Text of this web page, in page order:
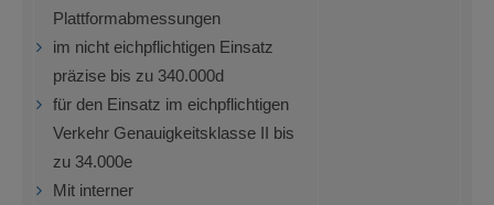
Plattformabmessungen
im nicht eichpflichtigen Einsatz
präzise bis zu 340.000d
für den Einsatz im eichpflichtigen
Verkehr Genauigkeitsklasse II bis
zu 34.000e
Mit interner